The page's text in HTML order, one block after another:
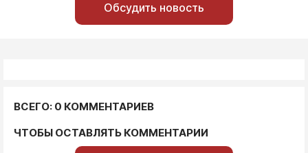
Обсудить новость
ВСЕГО: 0 КОММЕНТАРИЕВ
ЧТОБЫ ОСТАВЛЯТЬ КОММЕНТАРИИ